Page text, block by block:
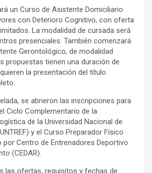
un Curso de Asistente Domiciliario
con Deterioro Cognitivo, con oferta
La modalidad de cursada será
presenciales. También comenzará
Gerontológico, de modalidad
propuestas tienen una duración de
la presentación del título
se abrieron las inscripciones para
Ciclo Complementario de la
de la Universidad Nacional de
y el Curso Preparador Físico
por Centro de Entrenadores Deportivo
(CEDAR).
las ofertas, requisitos y fechas de